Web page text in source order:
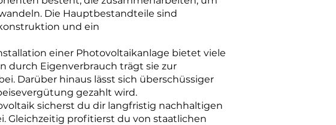
Die Hauptbestandteile sind
und ein
einer Photovoltaikanlage bietet viele
durch Eigenverbrauch trägt sie zur
Darüber hinaus lässt sich überschüssiger
gezahlt wird.
sicherst du dir langfristig nachhaltigen
Gleichzeitig profitierst du von staatlichen